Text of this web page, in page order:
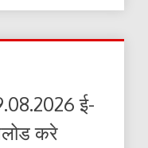
ई-
करे